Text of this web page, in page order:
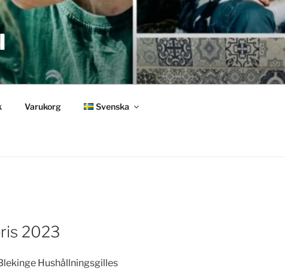
Varukorg Svenska
2023
Hushållningsgilles